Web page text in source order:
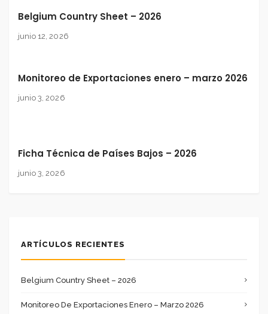
Belgium Country Sheet – 2026
junio 12, 2026
Monitoreo de Exportaciones enero – marzo 2026
junio 3, 2026
Ficha Técnica de Países Bajos – 2026
junio 3, 2026
ARTÍCULOS RECIENTES
Belgium Country Sheet – 2026
Monitoreo De Exportaciones Enero – Marzo 2026